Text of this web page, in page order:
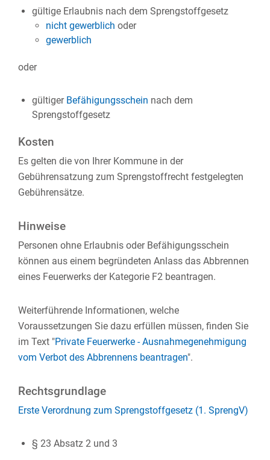
gültige Erlaubnis nach dem Sprengstoffgesetz
nicht gewerblich oder
gewerblich
oder
gültiger Befähigungsschein nach dem
Sprengstoffgesetz
Kosten
Es gelten die von Ihrer Kommune in der
Gebührensatzung zum Sprengstoffrecht festgelegten
Gebührensätze.
Hinweise
Personen ohne Erlaubnis oder Befähigungsschein
können aus einem begründeten Anlass das Abbrennen
eines Feuerwerks der Kategorie F2 beantragen.
Weiterführende Informationen, welche
Voraussetzungen Sie dazu erfüllen müssen, finden Sie
im Text "Private Feuerwerke - Ausnahmegenehmigung
vom Verbot des Abbrennens beantragen".
Rechtsgrundlage
Erste Verordnung zum Sprengstoffgesetz (1. SprengV)
§ 23 Absatz 2 und 3